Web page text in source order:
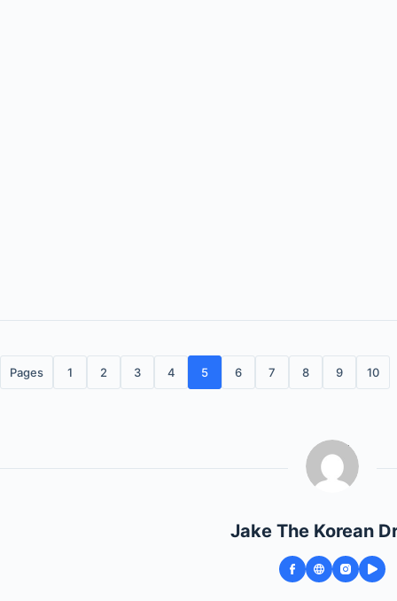
Pages 1 2 3 4 5 6 7 8 9 10
Jake The Korean